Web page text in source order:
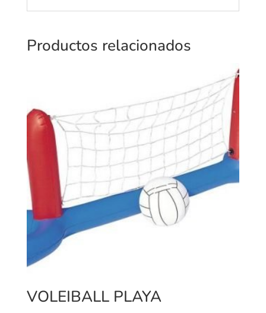
Productos relacionados
VOLEIBALL PLAYA